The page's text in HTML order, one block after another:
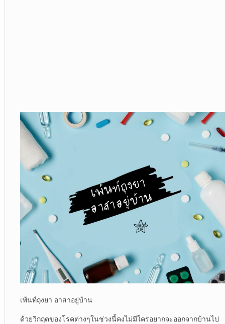
เพ้นท์ถุงยา อาสาอยู่บ้าน
ด้วยวิกฤตของโรคต่างๆในช่วงนี้คงไม่มีใครอยากจะออกจากบ้านไป